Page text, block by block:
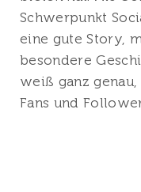
Schwerpunkt
eine gute Story,
besondere
weiß ganz
Fans und